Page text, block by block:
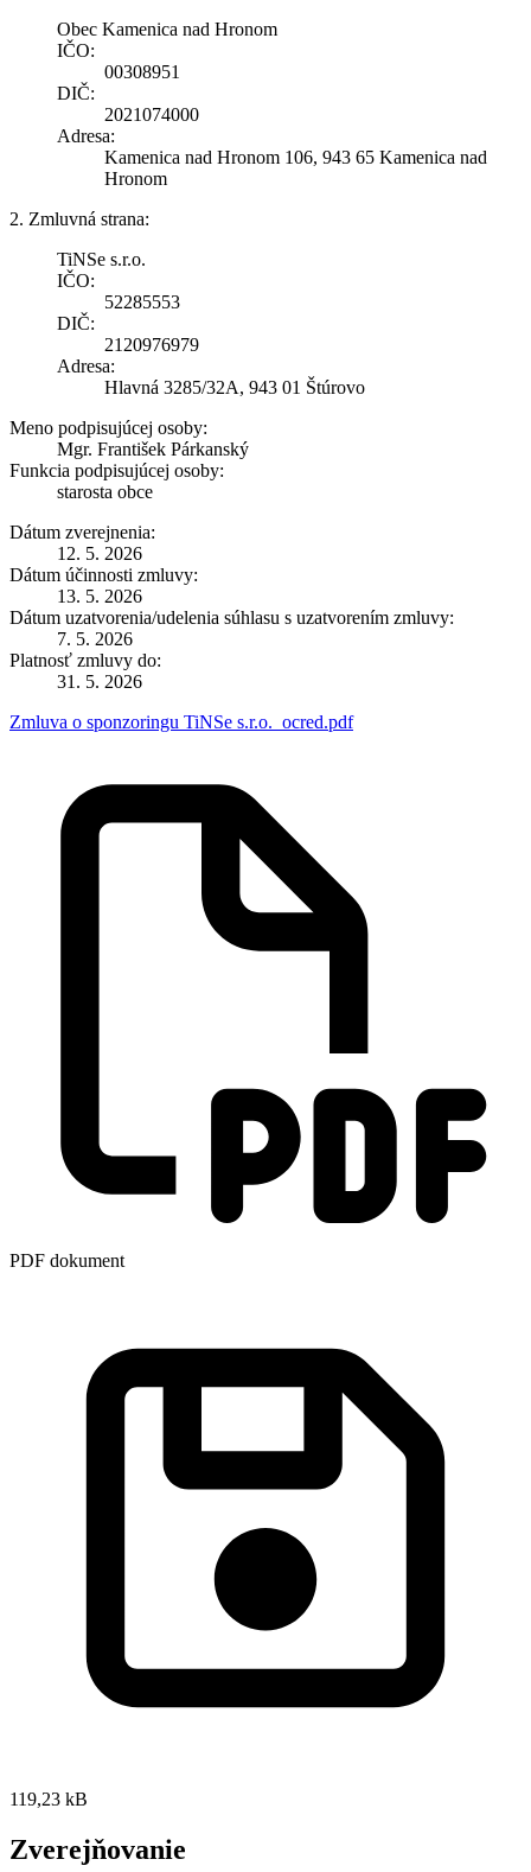
Obec Kamenica nad Hronom
IČO:
00308951
DIČ:
2021074000
Adresa:
Kamenica nad Hronom 106, 943 65 Kamenica nad
Hronom
2. Zmluvná strana:
TiNSe s.r.o.
IČO:
52285553
DIČ:
2120976979
Adresa:
Hlavná 3285/32A, 943 01 Štúrovo
Meno podpisujúcej osoby:
Mgr. František Párkanský
Funkcia podpisujúcej osoby:
starosta obce
Dátum zverejnenia:
12. 5. 2026
Dátum účinnosti zmluvy:
13. 5. 2026
Dátum uzatvorenia/udelenia súhlasu s uzatvorením zmluvy:
7. 5. 2026
Platnosť zmluvy do:
31. 5. 2026
Zmluva o sponzoringu TiNSe s.r.o._ocred.pdf
PDF dokument
119,23 kB
Zverejňovanie